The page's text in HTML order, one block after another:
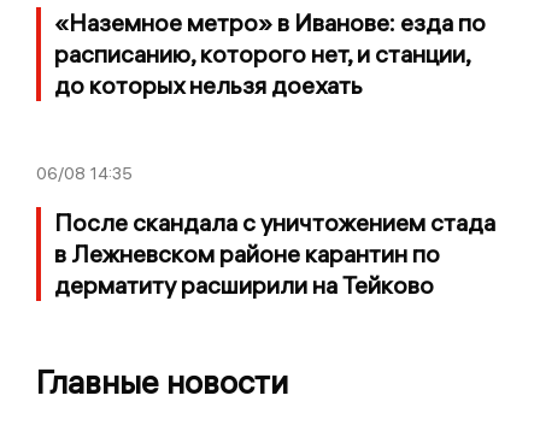
«Наземное метро» в Иванове: езда по
расписанию, которого нет, и станции,
до которых нельзя доехать
06/08 14:35
После скандала с уничтожением стада
в Лежневском районе карантин по
дерматиту расширили на Тейково
Главные новости